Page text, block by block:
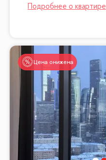
Цена снижена